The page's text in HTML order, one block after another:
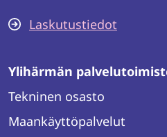
Laskutustiedot
Ylihärmän
Tekninen osasto
Maankäyttöpalvelut